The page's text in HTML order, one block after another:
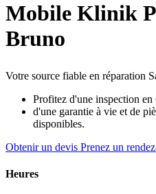
Mobile Klinik
Bruno
Votre source fiable en réparation
Profitez d'une inspection en
d'une garantie à vie et de
disponibles.
Obtenir un devis Prenez un
Heures